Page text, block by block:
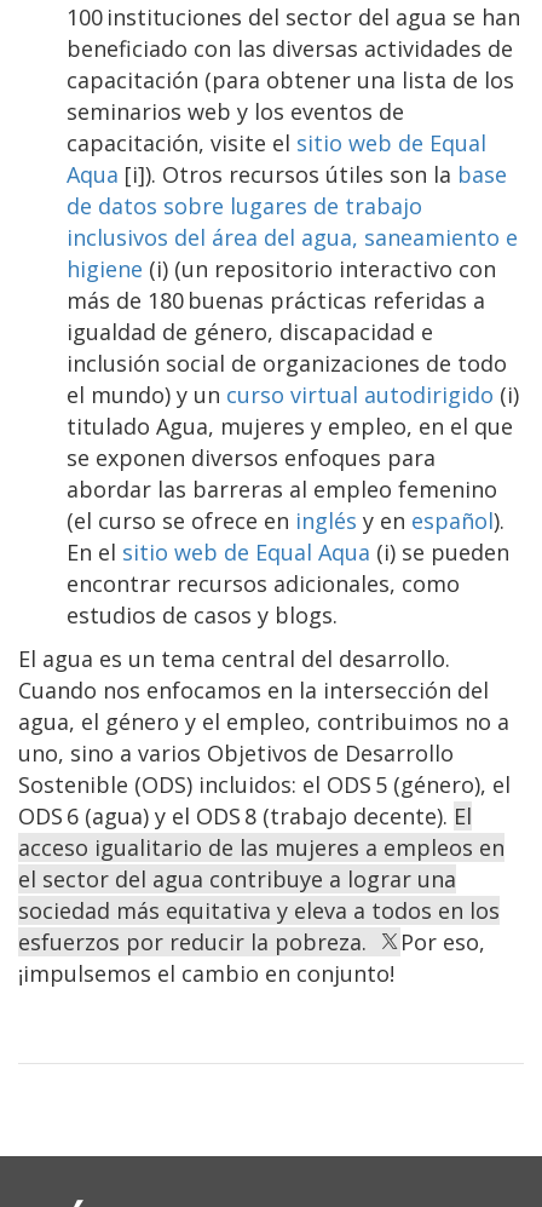
100 instituciones del sector del agua se han
beneficiado con las diversas actividades de
capacitación (para obtener una lista de los
seminarios web y los eventos de
capacitación, visite el sitio web de Equal
Aqua [i]). Otros recursos útiles son la base
de datos sobre lugares de trabajo
inclusivos del área del agua, saneamiento e
higiene (i) (un repositorio interactivo con
más de 180 buenas prácticas referidas a
igualdad de género, discapacidad e
inclusión social de organizaciones de todo
el mundo) y un curso virtual autodirigido (i)
titulado Agua, mujeres y empleo, en el que
se exponen diversos enfoques para
abordar las barreras al empleo femenino
(el curso se ofrece en inglés y en español).
En el sitio web de Equal Aqua (i) se pueden
encontrar recursos adicionales, como
estudios de casos y blogs.
El agua es un tema central del desarrollo.
Cuando nos enfocamos en la intersección del
agua, el género y el empleo, contribuimos no a
uno, sino a varios Objetivos de Desarrollo
Sostenible (ODS) incluidos: el ODS 5 (género), el
ODS 6 (agua) y el ODS 8 (trabajo decente). El
acceso igualitario de las mujeres a empleos en
el sector del agua contribuye a lograr una
sociedad más equitativa y eleva a todos en los
esfuerzos por reducir la pobreza.
Por eso,
¡impulsemos el cambio en conjunto!